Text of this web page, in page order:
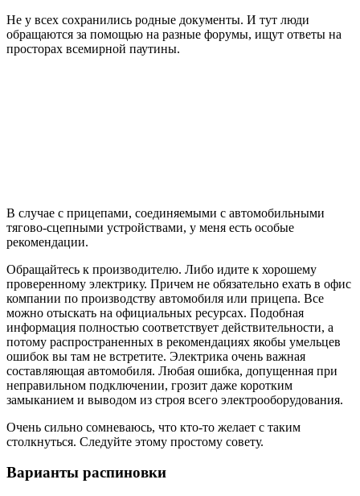
Не у всех сохранились родные документы. И тут люди
обращаются за помощью на разные форумы, ищут ответы на
просторах всемирной паутины.
В случае с прицепами, соединяемыми с автомобильными
тягово-сцепными устройствами, у меня есть особые
рекомендации.
Обращайтесь к производителю. Либо идите к хорошему
проверенному электрику. Причем не обязательно ехать в офис
компании по производству автомобиля или прицепа. Все
можно отыскать на официальных ресурсах. Подобная
информация полностью соответствует действительности, а
потому распространенных в рекомендациях якобы умельцев
ошибок вы там не встретите. Электрика очень важная
составляющая автомобиля. Любая ошибка, допущенная при
неправильном подключении, грозит даже коротким
замыканием и выводом из строя всего электрооборудования.
Очень сильно сомневаюсь, что кто-то желает с таким
столкнуться. Следуйте этому простому совету.
Варианты распиновки